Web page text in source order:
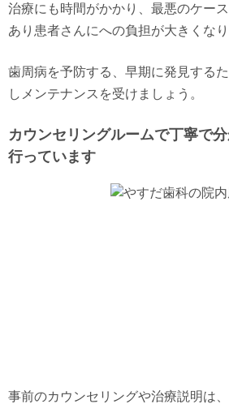
治療にも時間がかかり、最悪のケー
あり患者さんにへの負担が大きくなり
歯周病を予防する、早期に発見する
しメンテナンスを受けましょう。
カウンセリングルームで丁寧で
行っています
事前のカウンセリングや治療説明は